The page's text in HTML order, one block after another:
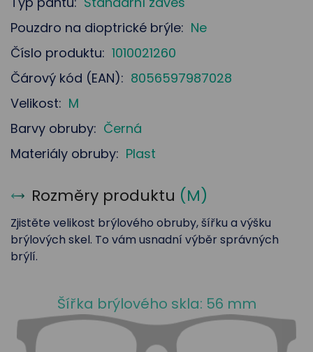
Pouzdro na dioptrické brýle: Ne
Číslo produktu: 1010021260
Čárový kód (EAN): 8056597987028
Velikost: M
Barvy obruby: Černá
Materiály obruby: Plast
Rozměry produktu (M)
Zjistěte velikost brýlového obruby, šířku a výšku
brýlových skel. To vám usnadní výběr správných
brýlí.
Šířka brýlového skla: 56 mm